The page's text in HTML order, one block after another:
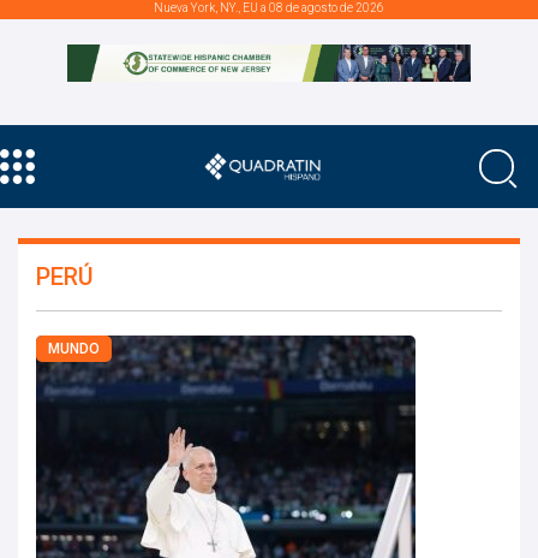
Nueva York, NY., EU a 08 de agosto de 2026
PERÚ
MUNDO